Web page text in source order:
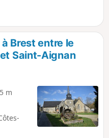
dans la Forêt de
détours (non décrits ci-
sont à voir.
Brest entre le
Saint-Aignan
m